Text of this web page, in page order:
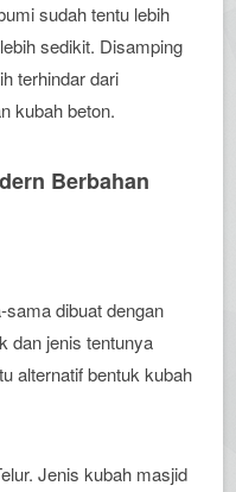
sudah tentu lebih
sedikit. Disamping
terhindar dari
kubah beton.
Berbahan
dibuat dengan
dan jenis tentunya
alternatif bentuk kubah
Jenis kubah masjid